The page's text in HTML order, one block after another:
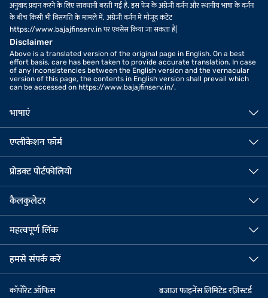
अनुवाद प्रदान करने के लिए सावधानी बरती गई है. इस पेज के अंग्रेजी वर्ज़न और स्थानीय भाषा के वर्ज़न
के बीच किसी भी विसंगति के मामले में, अंग्रेजी वर्ज़न में मौजूद कंटेंट
https://www.bajajfinserv.in पर एक्सेस किया जा सकता है|
Disclaimer
Above is a translated version of the original page in English. On a best
effort basis, care has been taken to provide accurate translation. In case
of any inconsistencies between the English version and the vernacular
version of this page, the contents in English version shall prevail which
can be accessed on https://www.bajajfinserv.in/.
भाषाएं
एप्लीकेशन फॉर्म
प्रोडक्ट पोर्टफोलियो
कैलकुलेटर
महत्वपूर्ण लिंक
हमसे संपर्क करें
कॉर्पोरेट ऑफिस
बजाज फाइनेंस लिमिटेड रज़िस्टर्ड